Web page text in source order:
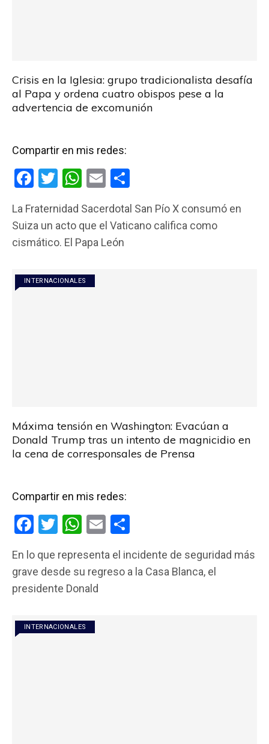
Crisis en la Iglesia: grupo tradicionalista desafía
al Papa y ordena cuatro obispos pese a la
advertencia de excomunión
Compartir en mis redes:
F
ce
b
o
k
T
tt
er
W
at
s
A
p
p
E
ail m
p
La Fraternidad Sacerdotal San Pío X consumó en
Suiza un acto que el Vaticano califica como
cismático. El Papa León
INTERNACIONALES
Máxima tensión en Washington: Evacúan a
Donald Trump tras un intento de magnicidio en
la cena de corresponsales de Prensa
Compartir en mis redes:
F
ce
b
o
k
T
tt
er
W
at
s
p
p
E
ail m
p
En lo que representa el incidente de seguridad más
grave desde su regreso a la Casa Blanca, el
presidente Donald
INTERNACIONALES